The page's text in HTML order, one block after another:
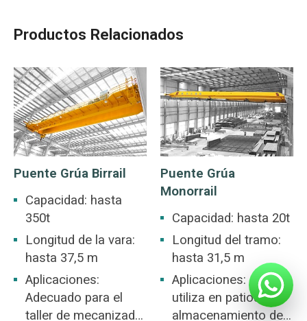
Productos Relacionados
Puente Grúa Birrail
Capacidad: hasta
350t
Longitud de la vara:
hasta 37,5 m
Aplicaciones:
Adecuado para el
taller de mecanizado,
Puente Grúa
Monorrail
Capacidad: hasta 20t
Longitud del tramo:
hasta 31,5 m
Aplicaciones: se
utiliza en patios de
almacenamiento de